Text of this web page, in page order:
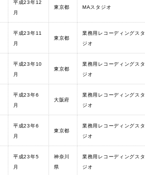
平成23年12
月
東京都 MAスタジオ
平成23年11
月
東京都
業務用レコーディングスタ
ジオ
平成23年10
月
東京都
業務用レコーディングスタ
ジオ
平成23年6
月
大阪府
業務用レコーディングスタ
ジオ
平成23年6
月
東京都
業務用レコーディングスタ
ジオ
平成23年5
月
神奈川
県
業務用レコーディングスタ
ジオ